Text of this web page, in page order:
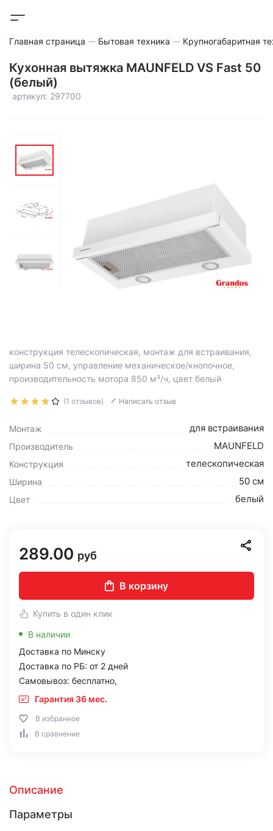
Главная страница Бытовая техника Крупногабаритная
Кухонная вытяжка MAUNFELD VS Fast 50
(белый)
артикул: 297700
конструкция телескопическая, монтаж для встраивания,
ширина 50 см, управление механическое/кнопочное,
производительность мотора 850 м³/ч, цвет белый
(1 отзывов) Написать отзыв
Монтаж для встраивания
Производитель MAUNFELD
Конструкция телескопическая
Ширина 50 см
Цвет белый
289.00 руб
В корзину
Купить в один клик
В наличии
Доставка по Минску
Доставка по РБ: от 2 дней
Самовывоз: бесплатно,
Гарантия 36 мес.
В избранное
В сравнение
Описание
Параметры